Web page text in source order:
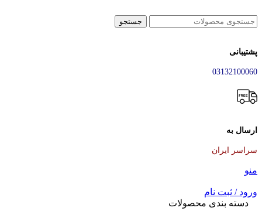
جستجو
پشتیبانی
03132100060
ارسال به
سراسر ایران
منو
ورود / ثبت نام
دسته بندی محصولات